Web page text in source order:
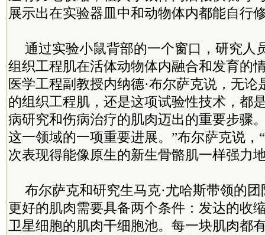
展示出在实验器皿中和动物体内都能自行
通过实验小鼠背部的一个窗口，研究人
组织工程肌在活体动物体内融合和发育的
医学工程副教授内纳德·布尔萨克说，无论
的组织工程肌，还是这项试验性技术，都
病研究和伤病治疗的肌肉迈出的重要步骤
这一领域的一项重要进展。”布尔萨克说，
次表现得能像原生的新生骨骼肌一样强力
布尔萨克和研究生马克·尤哈斯带领的
更好的肌肉需要具备两个条件：发达的收
卫星细胞的肌肉干细胞池。每一块肌肉都